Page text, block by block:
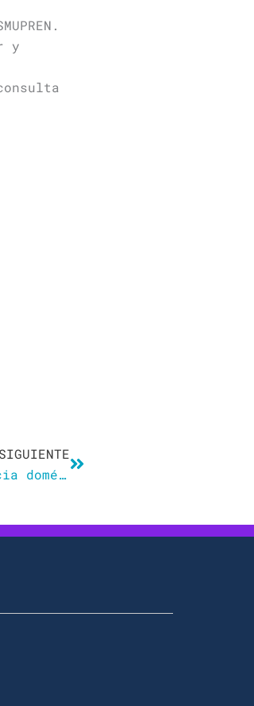
y
SIGUIENTE
La RAE recomienda usar la expresión ‘violencia doméstica’ y no ‘de género’